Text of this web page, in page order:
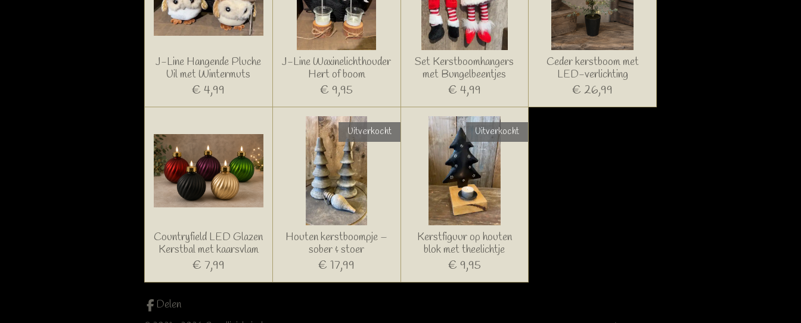
J-Line Hangende Pluche
Uil met Wintermuts
€ 4,99
J-Line Waxinelichthouder
Hert of boom
€ 9,95
Set Kerstboomhangers
met Bungelbeentjes
€ 4,99
Ceder kerstboom met
LED-verlichting
€ 26,99
Countryfield LED Glazen
Kerstbal met kaarsvlam
€ 7,99
Uitverkocht
Houten kerstboompje –
sober & stoer
€ 17,99
Uitverkocht
Kerstfiguur op houten
blok met theelichtje
€ 9,95
Delen